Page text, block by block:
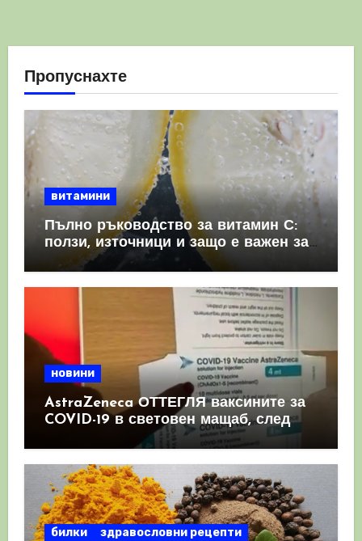
Пропуснахте
витамини
Пълно ръководство за витамин С:
ползи, източници и защо е важен за
имунната система
новини
AstraZeneca ОТТЕГЛЯ ваксините за
COVID-19 в световен мащаб, след
като призна, че те причиняват
билки
здравословни рецепти